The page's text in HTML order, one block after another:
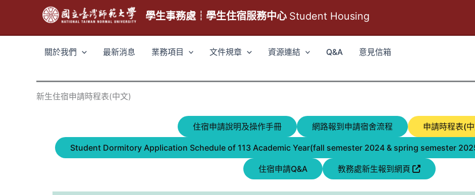
主
學生事務處┆學生住宿服務中心 Student Housing
關於我們 最新消息 業務項目 文件規章 資源連結 Q&A 意見信箱
新生住宿申請時程表(中文)
住宿申請說明及操作手冊 網路報到申請宿舍流程 申請時程表(
Student Dormitory Application Schedule of 113 Academic Year(fall semester 2024 & spring semester
住宿申請Q&A 教務處新生報到網頁